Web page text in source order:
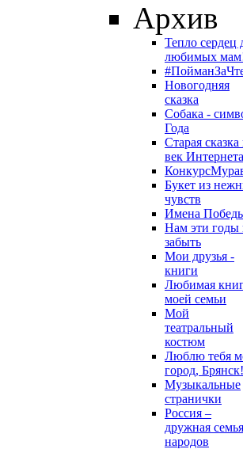
Архив
Тепло сердец
любимых
Новогодняя
сказка
Собака -
Года
Старая сказка
век Интернета
Конкурс
Букет из
чувств
Имена
Нам эти годы
забыть
Мои друзья -
книги
Любимая
моей семьи
Мой
театральный
костюм
Люблю тебя
город, Брянск!
Музыкальные
странички
Россия –
дружная семья
народов